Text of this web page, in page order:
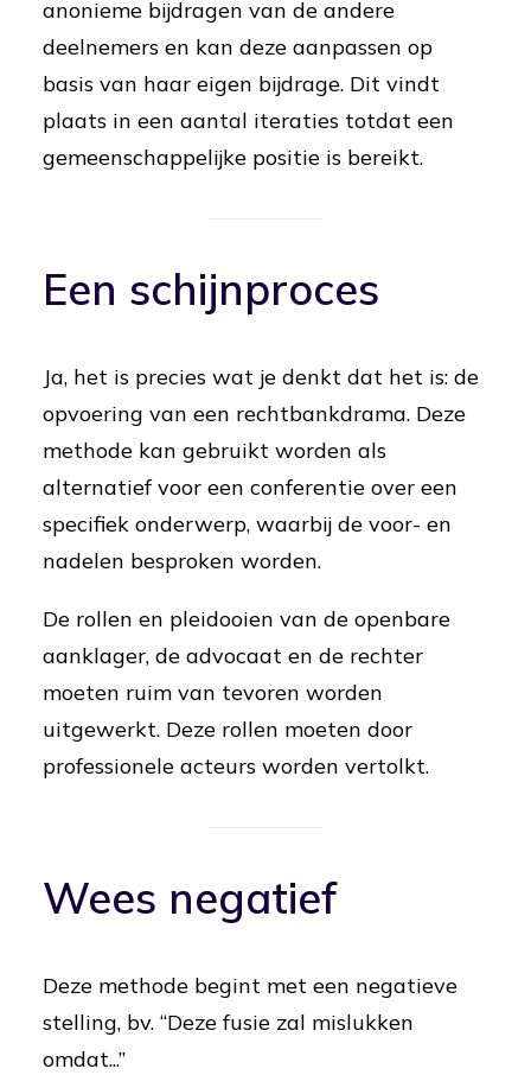
anonieme bijdragen van de andere
deelnemers en kan deze aanpassen op
basis van haar eigen bijdrage. Dit vindt
plaats in een aantal iteraties totdat een
gemeenschappelijke positie is bereikt.
Een schijnproces
Ja, het is precies wat je denkt dat het is: de
opvoering van een rechtbankdrama. Deze
methode kan gebruikt worden als
alternatief voor een conferentie over een
specifiek onderwerp, waarbij de voor- en
nadelen besproken worden.
De rollen en pleidooien van de openbare
aanklager, de advocaat en de rechter
moeten ruim van tevoren worden
uitgewerkt. Deze rollen moeten door
professionele acteurs worden vertolkt.
Wees negatief
Deze methode begint met een negatieve
stelling, bv. “Deze fusie zal mislukken
omdat...”